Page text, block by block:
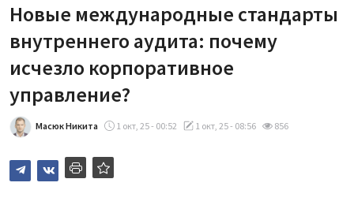
Статьи
Авторы
База знаний
Новые международные стандарты
внутреннего аудита: почему
исчезло корпоративное
управление?
Масюк Никита 1 окт, 25 - 00:52 1 окт, 25 - 08:56 856